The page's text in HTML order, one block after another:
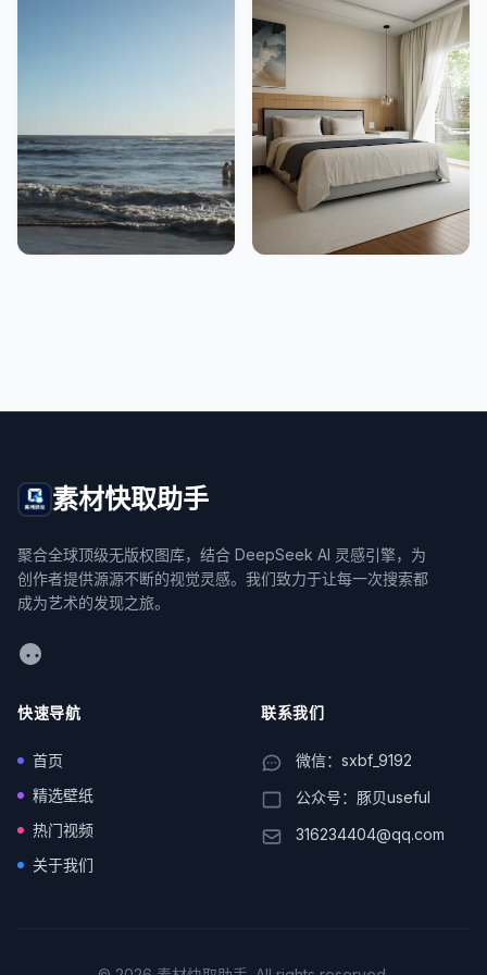
素材快取助手
聚合全球顶级无版权图库，结合 DeepSeek AI 灵感引擎，为
创作者提供源源不断的视觉灵感。我们致力于让每一次搜索都
成为艺术的发现之旅。
WeChat
快速导航
首页
精选壁纸
热门视频
关于我们
联系我们
微信：sxbf_9192
公众号：豚贝useful
316234404@qq.com